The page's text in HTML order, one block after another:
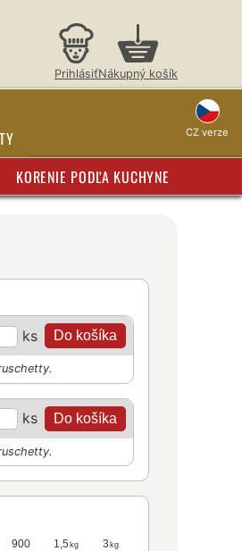
PrihlásiťNákupný košík
CZ verze
KORENIE PODĽA KUCHYNE
ks
ks
900 1,5 kg 3 kg